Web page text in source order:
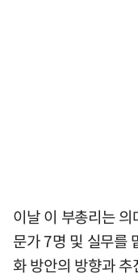
이날 이 부총리는
문가 7명 및 실무를
화 방안의 방향과